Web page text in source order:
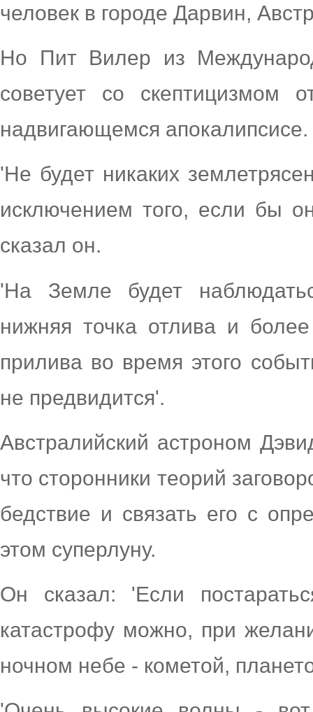
человек в городе Дарвин,
Но Пит Вилер из
советует со скептицизмом
надвигающемся апокалипсисе.
'Не будет никаких
исключением того, если бы
сказал он.
'На Земле будет
нижняя точка отлива и
прилива во время этого
не предвидится'.
Австралийский астроном
что сторонники теорий
бедствие и связать его с
этом суперлуну.
Он сказал: 'Если
катастрофу можно, при
ночном небе - кометой,